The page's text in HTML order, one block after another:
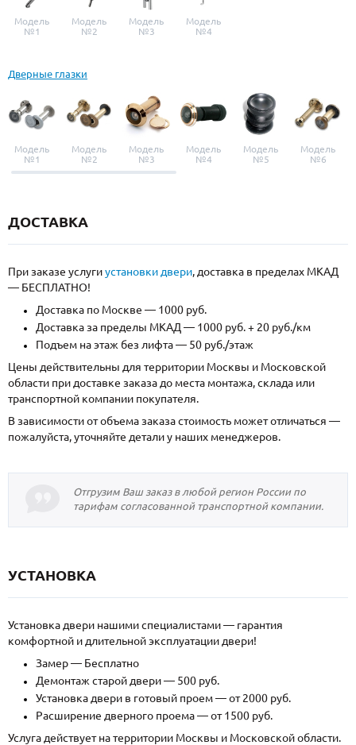
Модель
№1
Модель
№2
Модель
№3
Модель
№4
Дверные глазки
Модель
№1
Модель
№2
Модель
№3
Модель
№4
Модель
№5
Модель
№6
ДОСТАВКА
При заказе услугиустановки двери, доставка в пределах МКАД
— БЕСПЛАТНО!
Доставка по Москве — 1000 руб.
Доставка за пределы МКАД — 1000 руб. + 20 руб./км
Подъем на этаж без лифта — 50 руб./этаж
Цены действительны для территории Москвы и Московской
области при доставке заказа до места монтажа, склада или
транспортной компании покупателя.
В зависимости от объема заказа стоимость может отличаться —
пожалуйста, уточняйте детали у наших менеджеров.
Отгрузим Ваш заказ в любой регион России по
тарифам согласованной транспортной компании.
УСТАНОВКА
Установка двери нашими специалистами — гарантия
комфортной и длительной эксплуатации двери!
Замер — Бесплатно
Демонтаж старой двери — 500 руб.
Установка двери в готовый проем — от 2000 руб.
Расширение дверного проема — от 1500 руб.
Услуга действует на территории Москвы и Московской области.